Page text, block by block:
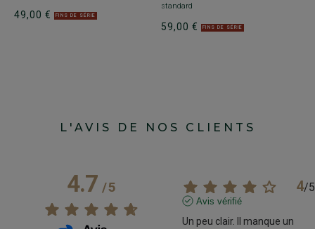
49,00 € FINS DE SÉRIE
standard
59,00 € FINS DE SÉRIE
L'AVIS DE NOS CLIENTS
4.7/5 4/5
Avis vérifié
Un peu clair. Il manque un